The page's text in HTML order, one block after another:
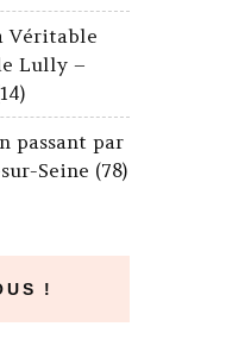
Véritable
Lully –
passant par
Seine (78)
!